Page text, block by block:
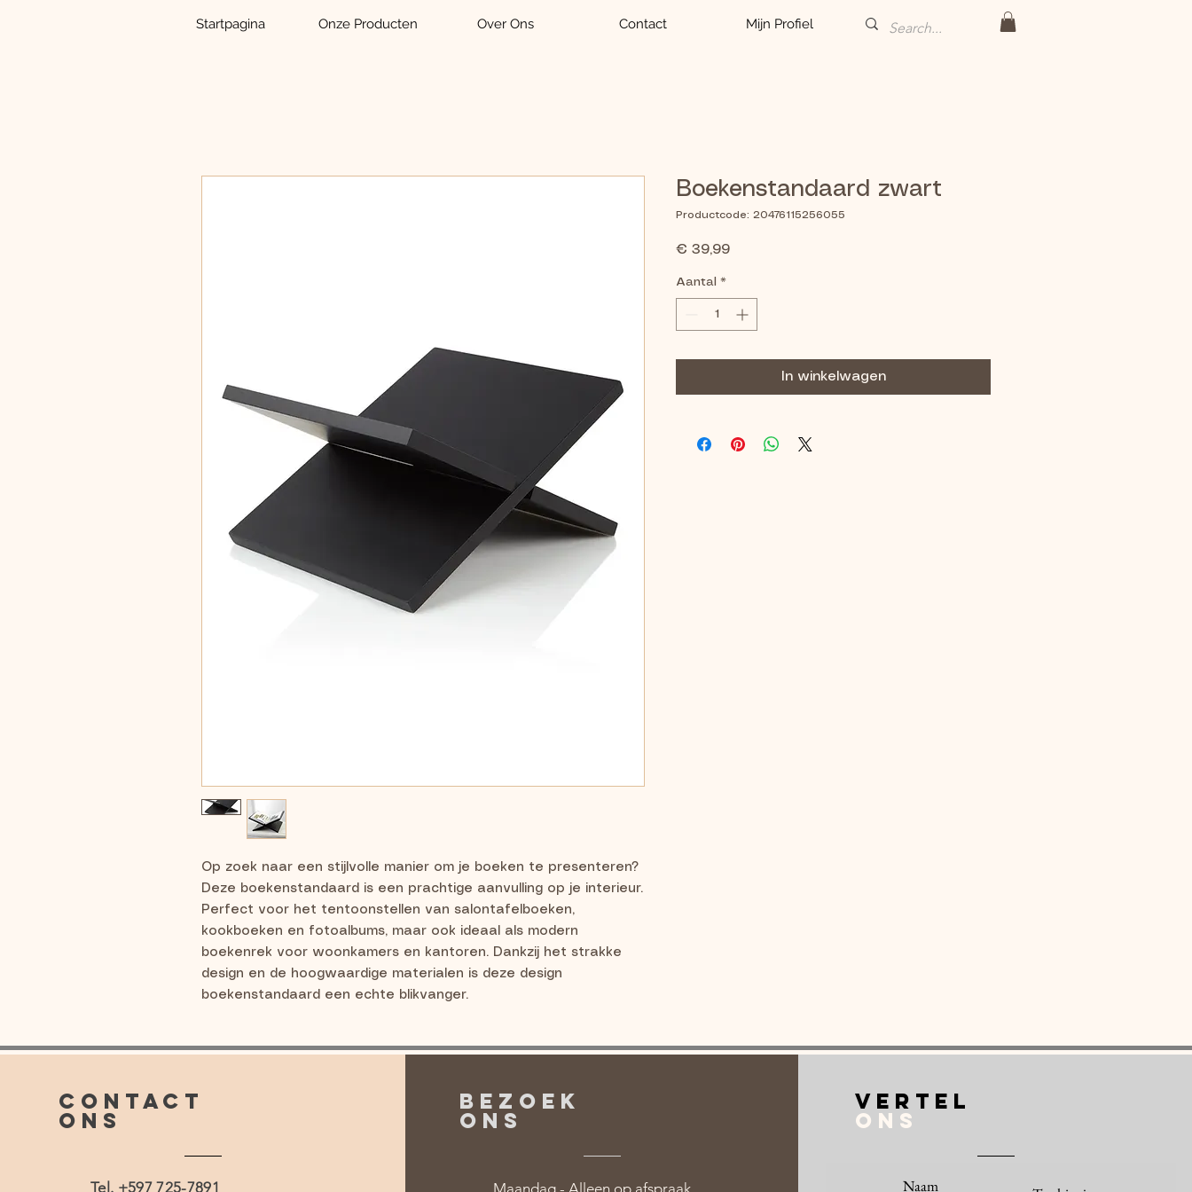
Startpagina Onze Producten Over Ons Contact Mijn Profiel
Op zoek naar een stijlvolle manier om je boeken te presenteren?
Deze boekenstandaard is een prachtige aanvulling op je interieur.
Perfect voor het tentoonstellen van salontafelboeken,
kookboeken en fotoalbums, maar ook ideaal als modern
boekenrek voor woonkamers en kantoren. Dankzij het strakke
design en de hoogwaardige materialen is deze design
boekenstandaard een echte blikvanger.
Boekenstandaard zwart
Productcode: 20476115256055
€ 39,99Prijs
Aantal *
In winkelwagen
CONTACT
ONS
Tel. +597 725-7891
BEZOEK
ONS
Maandag - Alleen op afspraak
VERTEL
ONS